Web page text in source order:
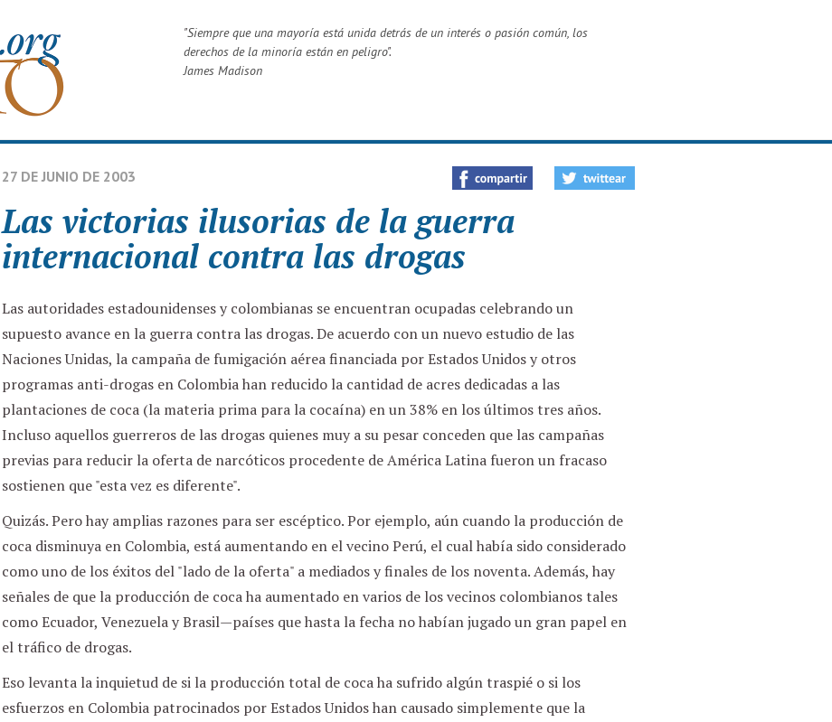
"Siempre que una mayoría está unida detrás de un interés o pasión común, los
derechos de la minoría están en peligro".
James Madison
27 DE JUNIO DE 2003
Las victorias ilusorias de la guerra
internacional contra las drogas
Las autoridades estadounidenses y colombianas se encuentran ocupadas celebrando un
supuesto avance en la guerra contra las drogas. De acuerdo con un nuevo estudio de las
Naciones Unidas, la campaña de fumigación aérea financiada por Estados Unidos y otros
programas anti-drogas en Colombia han reducido la cantidad de acres dedicadas a las
plantaciones de coca (la materia prima para la cocaína) en un 38% en los últimos tres años.
Incluso aquellos guerreros de las drogas quienes muy a su pesar conceden que las campañas
previas para reducir la oferta de narcóticos procedente de América Latina fueron un fracaso
sostienen que "esta vez es diferente".
Quizás. Pero hay amplias razones para ser escéptico. Por ejemplo, aún cuando la producción de
coca disminuya en Colombia, está aumentando en el vecino Perú, el cual había sido considerado
como uno de los éxitos del "lado de la oferta" a mediados y finales de los noventa. Además, hay
señales de que la producción de coca ha aumentado en varios de los vecinos colombianos tales
como Ecuador, Venezuela y Brasil—países que hasta la fecha no habían jugado un gran papel en
el tráfico de drogas.
Eso levanta la inquietud de si la producción total de coca ha sufrido algún traspié o si los
esfuerzos en Colombia patrocinados por Estados Unidos han causado simplemente que la